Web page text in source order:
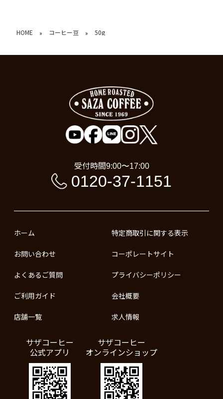
HOME » コーヒー豆 » 50g
受付時間9:00〜17:00
0120-37-1151
ホーム
お問い合わせ
よくあるご質問
ご利用ガイド
店舗一覧
特定商取引に関する表示
コーポレートサイト
プライバシーポリシー
会社概要
求人情報
サザコーヒー
公式アプリ
サザコーヒー
オンラインショップ